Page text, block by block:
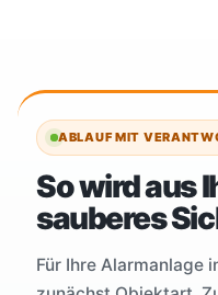
ABLAUF MIT
So wird aus
sauberes
Für Ihre Alarmanlage